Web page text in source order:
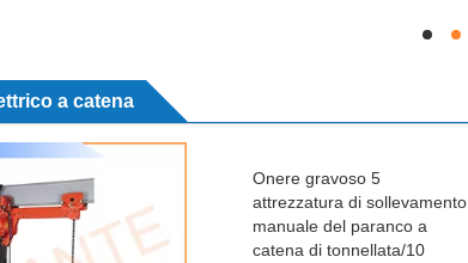
a catena
Onere gravoso 5
attrezzatura di sollevamento
manuale del paranco a
catena di tonnellata/10